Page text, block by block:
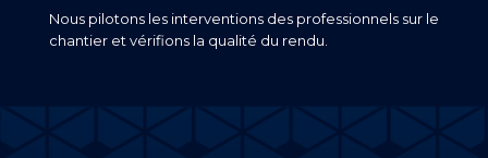
Nous pilotons les interventions des professionnels sur le
chantier et vérifions la qualité du rendu.